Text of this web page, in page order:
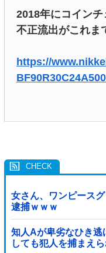
2018年にコイン
不正流出がこれま
https://
女さん、ワンピース
逮捕ｗｗｗ
知人Aが卑劣なひき逃
しても犯人を捕まえ